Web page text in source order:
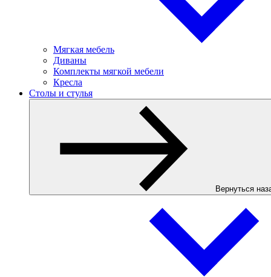
Мягкая мебель
Диваны
Комплекты мягкой мебели
Кресла
Столы и стулья
Вернуться